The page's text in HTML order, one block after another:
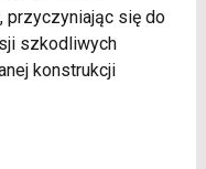
przyczyniając się do
szkodliwych
konstrukcji